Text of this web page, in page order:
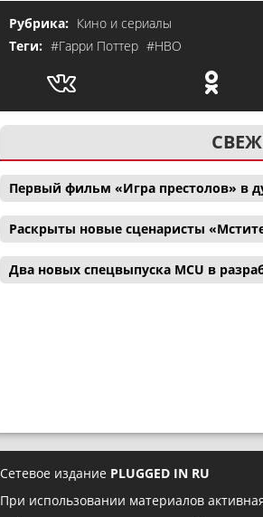
Рубрика: Кино и сериалы
Теги: #Гарри Поттер #HBO
Первый фильм «Игра престолов» в
Раскрыты новые сценаристы
Два новых спецвыпуска MCU в
Сетевое издание PLUGGED IN RU
При использовании материалов